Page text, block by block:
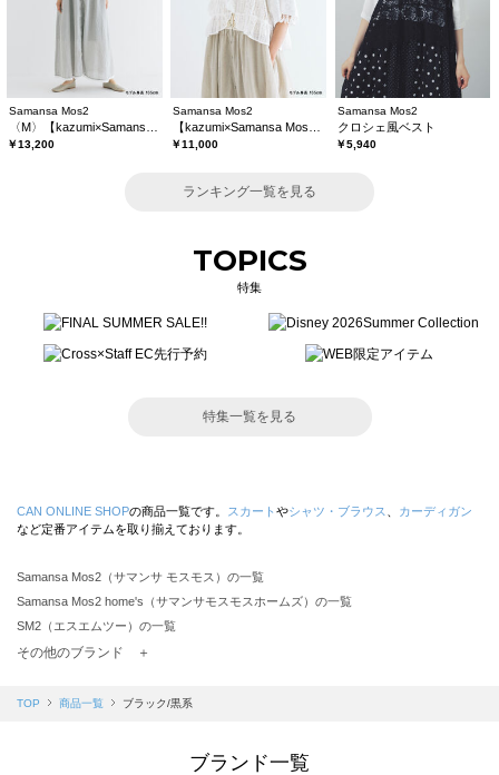
Samansa Mos2
￥13,200
Samansa Mos2
￥11,000
Samansa Mos2
クロシェ風ベスト
￥5,940
ランキング一覧を見る
TOPICS
特集
特集一覧を見る
CAN ONLINE SHOPの商品一覧です。 スカート やシャツ・ブラウス
カーディガン
など定番アイテムを取り揃えております。
Samansa Mos2（サマンサ モスモス）の一覧
Samansa Mos2 home's（サマンサモスモスホームズ）の一覧
SM2（エスエムツー）の一覧
TSUHARU by Samansa Mos2（ツハルバイサマンサモスモス）の一覧
Samansa Mos2 blue（サマンサモスモス ブルー）の一覧
その他のブランド ＋
TOP 商品一覧 ブラック/黒系
ブランド一覧